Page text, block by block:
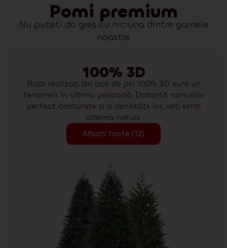
Pomi premium
Nu puteți da greș cu niciuna dintre gamele
noastre
100% 3D
Brazi realizați din ace de pin 100% 3D sunt un
fenomen în ultima perioadă. Datorită ramurilor
perfect conturate și a densității lor, veți simți
adierea naturii.
Afișați toate (12)